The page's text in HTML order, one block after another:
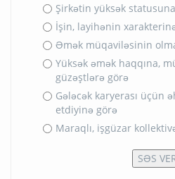
Şirkətin yüksək
İşin, layihənin
Əmək müqaviləsinin
Yüksək əmək haqqına,
güzəştlərə görə
Gələcək karyerası üçün
etdiyinə görə
Maraqlı, işgüzar